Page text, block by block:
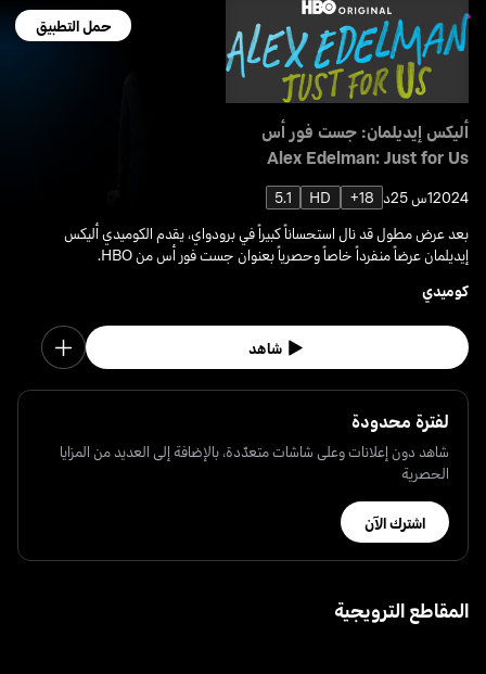
حمل التطبيق
أليكس إيديلمان: جست فور أس
Alex Edelman: Just for Us
20241س 25د 18+
HD
5.1
بعد عرض مطول قد نال استحساناً كبيراً في برودواي، يقدم الكوميدي أليكس
إيديلمان عرضاً منفرداً خاصاً وحصرياً بعنوان جست فور أس من HBO.
كوميدي
شاهد
لفترة محدودة
شاهد دون إعلانات وعلى شاشات متعدّدة، بالإضافة إلى العديد من المزايا
الحصرية
اشترك الآن
المقاطع الترويجية